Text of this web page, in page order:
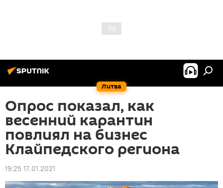
Литва
Опрос показал, как
весенний карантин
повлиял на бизнес
Клайпедского региона
19:25 17.01.2021